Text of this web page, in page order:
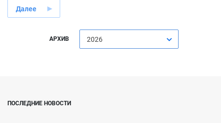
Далее
АРХИВ 2026
ПОСЛЕДНИЕ НОВОСТИ